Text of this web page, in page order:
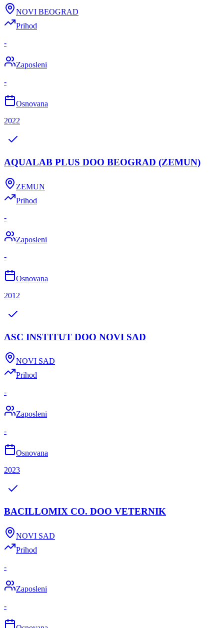
NOVI BEOGRAD
Prihod
-
Zaposleni
-
Osnovana
2022
AQUALAB PLUS DOO BEOGRAD (ZEMUN)
ZEMUN
Prihod
-
Zaposleni
-
Osnovana
2012
ASC INSTITUT DOO NOVI SAD
NOVI SAD
Prihod
-
Zaposleni
-
Osnovana
2023
BACILLOMIX CO. DOO VETERNIK
NOVI SAD
Prihod
-
Zaposleni
-